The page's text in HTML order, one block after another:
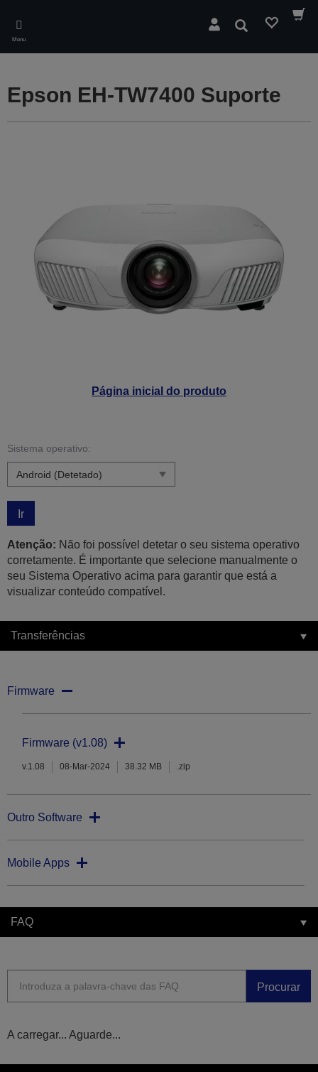
main
content
Menu
Pesquisar
Página inicial do produto
Epson EH-TW7400 Suporte
Sistema operativo:
Ir
Atenção: Não foi possível detetar o seu sistema operativo
corretamente. É importante que selecione manualmente o
seu Sistema Operativo acima para garantir que está a
visualizar conteúdo compatível.
Transferências
Firmware
Firmware (v1.08)
v.1.08 08-Mar-2024 38.32 MB .zip
Outro Software
Mobile Apps
FAQ
Procurar
A carregar... Aguarde...